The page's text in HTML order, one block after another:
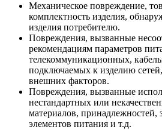
Механическое повреждение,
комплектность изделия,
изделия потребителю.
Повреждения, вызванные
рекомендациям параметров
телекоммуникационных,
подключаемых к изделию
внешних факторов.
Повреждения, вызванные
нестандартных или
материалов, принадлежностей,
элементов питания и т.д.